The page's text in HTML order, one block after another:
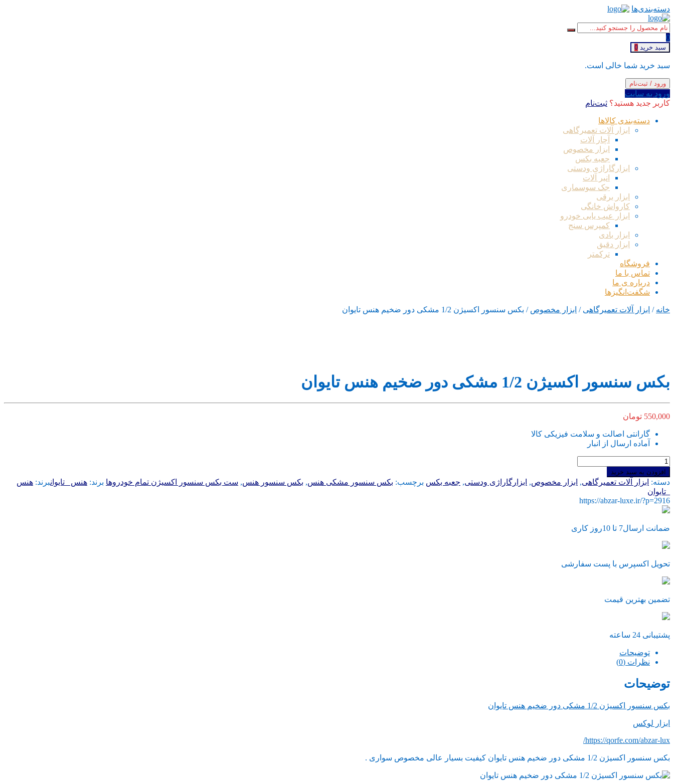
دسته‌بندی‌ها
0
سبد خرید 0
سبد خرید شما خالی است.
ورود / ثبت‌نام
ورود به سایت
کاربر جدید هستید؟ ثبت‌نام
دسته‌بندی کالاها
ابزار آلات تعمیرگاهی
آچار آلات
ابزار مخصوص
جعبه بکس
ابزارگاراژی ودستی
انبر آلات
جک سوسماری
ابزار برقی
کارواش خانگی
ابزار عیب یابی خودرو
کمپرس سنج
ابزار بادی
ابزار دقیق
ترکمتر
فروشگاه
تماس با ما
درباره ی ما
شگفت‌انگیزها
خانه / ابزار آلات تعمیرگاهی / ابزار مخصوص / بکس سنسور اکسیژن 1/2 مشکی دور ضخیم هنس تایوان
بکس سنسور اکسیژن 1/2 مشکی دور ضخیم هنس تایوان
550,000 تومان
گارانتی اصالت و سلامت فیزیکی کالا
آماده ارسال از انبار
بکس
سنسور
اکسیژن
1/2
مشکی
دور
هنس
عدد
افزودن به سبد خرید
دسته: ابزار آلات تعمیرگاهی, ابزار مخصوص, ابزارگاراژی ودستی, جعبه بکس برچسب: بکس سنسور مشکی هنس, بکس سنسور هنس, ست بکس سنسور اکسیژن تمام خودروها برند: هنس _تایوانبرند: هنس
_تایوان
https://abzar-luxe.ir/?p=2916
ضمانت ارسال7 تا 10روز کاری
تحویل اکسپرس با پست سفارشی
تضمین بهترین قیمت
پشتیبانی 24 ساعته
توضیحات
نظرات (0)
توضیحات
بکس سنسور اکسیژن 1/2 مشکی دور ضخیم هنس تایوان
ابزار لوکس
https://qorfe.com/abzar-lux/
بکس سنسور اکسیژن 1/2 مشکی دور ضخیم هنس تایوان کیفیت بسیار عالی مخصوص سواری .